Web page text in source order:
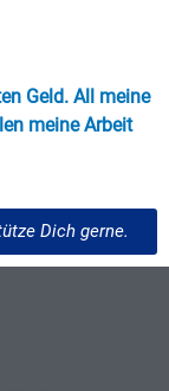
Geld. All meine
meine Arbeit
Dich gerne.